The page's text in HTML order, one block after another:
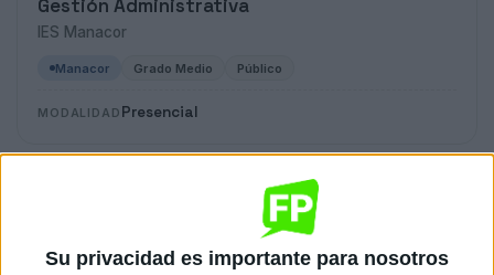
Su privacidad es importante para nosotros
Gestión Administrativa
IES Manacor
Manacor Grado Medio Público
MODALIDAD Presencial
Centre de Formació Professional Menorca
Maó-Mahón Grado Medio Privado